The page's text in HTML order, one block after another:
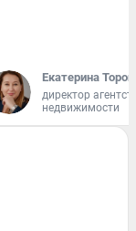
Екатерина
директор
недвижимости